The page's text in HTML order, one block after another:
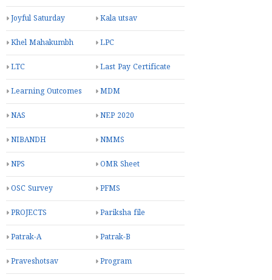
Joyful Saturday Kala utsav
Khel Mahakumbh LPC
LTC Last Pay Certificate
Learning Outcomes MDM
NAS NEP 2020
NIBANDH NMMS
NPS OMR Sheet
OSC Survey PFMS
PROJECTS Pariksha file
Patrak-A Patrak-B
Praveshotsav Program